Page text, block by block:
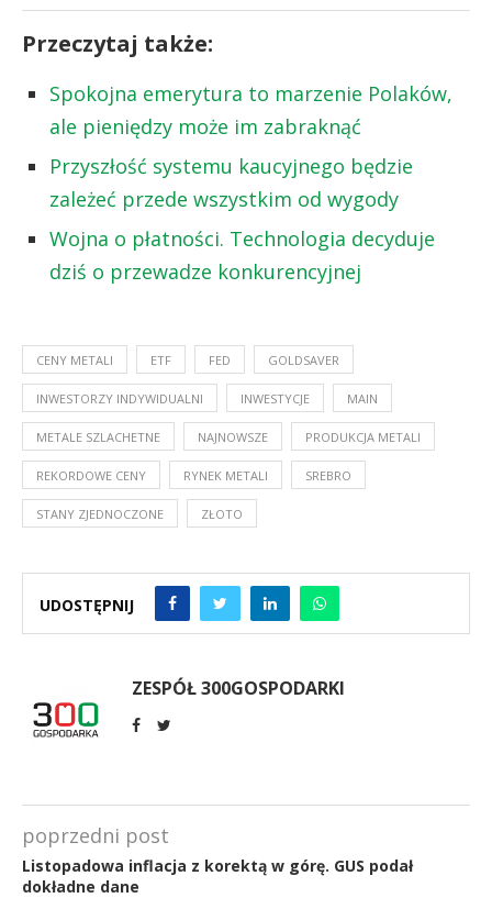
Przeczytaj także:
Spokojna emerytura to marzenie Polaków,
ale pieniędzy może im zabraknąć
Przyszłość systemu kaucyjnego będzie
zależeć przede wszystkim od wygody
Wojna o płatności. Technologia decyduje
dziś o przewadze konkurencyjnej
CENY METALI ETF FED GOLDSAVER
INWESTORZY INDYWIDUALNI INWESTYCJE MAIN
METALE SZLACHETNE NAJNOWSZE PRODUKCJA METALI
REKORDOWE CENY RYNEK METALI SREBRO
STANY ZJEDNOCZONE ZŁOTO
UDOSTĘPNIJ
ZESPÓŁ 300GOSPODARKI
poprzedni post
Listopadowa inflacja z korektą w górę. GUS podał
dokładne dane